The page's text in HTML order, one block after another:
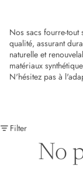
Nos sacs fourre-
qualité, assurant
naturelle et
matériaux
N'hésitez pas à
Filter
No